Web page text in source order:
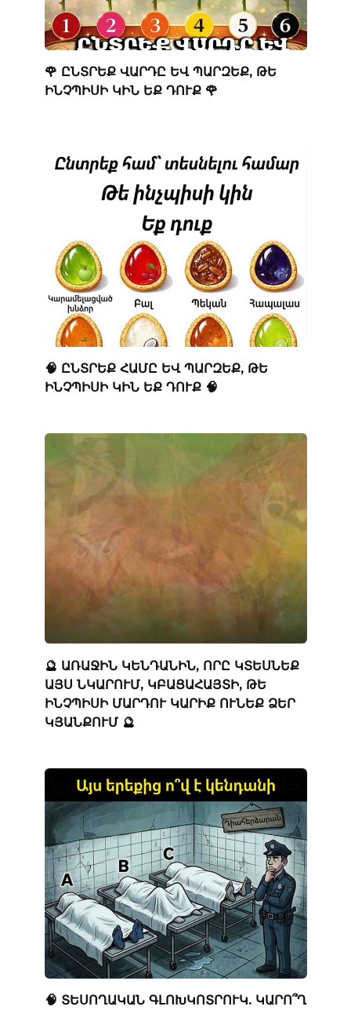
🌹 ԸՆՏՐԵՔ ՎԱՐԴԸ ԵՎ ՊԱՐԶԵՔ, ԹԵ
ԻՆՉՊԻՍԻ ԿԻՆ ԵՔ ԴՈՒՔ 🌹
🧠 ԸՆՏՐԵՔ ՀԱՄԸ ԵՎ ՊԱՐԶԵՔ, ԹԵ
ԻՆՉՊԻՍԻ ԿԻՆ ԵՔ ԴՈՒՔ 🧠
🔮 ԱՌԱՋԻՆ ԿԵՆԴԱՆԻՆ, ՈՐԸ ԿՏԵՍՆԵՔ
ԱՅՍ ՆԿԱՐՈՒՄ, ԿԲԱՑԱՀԱՅՏԻ, ԹԵ
ԻՆՉՊԻՍԻ ՄԱՐԴՈՒ ԿԱՐԻՔ ՈՒՆԵՔ ՁԵՐ
ԿՅԱՆՔՈՒՄ 🔮
🧠 ՏԵՍՈՂԱԿԱՆ ԳԼՈԽԿՈՏՐՈՒԿ. ԿԱՐՈ՞Ղ